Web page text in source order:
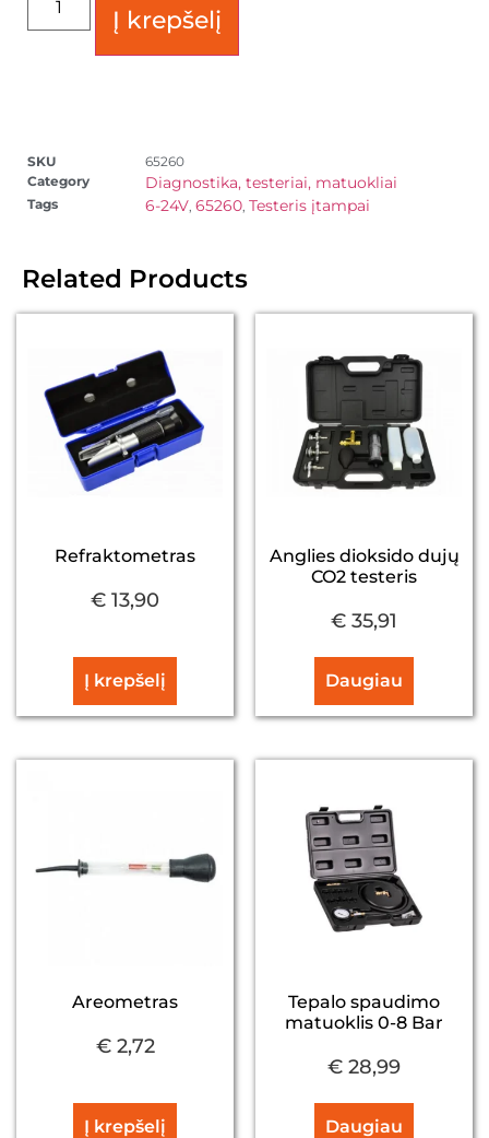
Į krepšelį
SKU
65260
Category
Diagnostika, testeriai, matuokliai
Tags 6-24V 65260 Testeris įtampai
Related Products
Refraktometras
€ 13,90
Į krepšelį
Anglies dioksido dujų
CO2 testeris
€ 35,91
Daugiau
Areometras
€2,72
Į krepšelį
Tepalo spaudimo
matuoklis 0-8 Bar
€ 28,99
Daugiau